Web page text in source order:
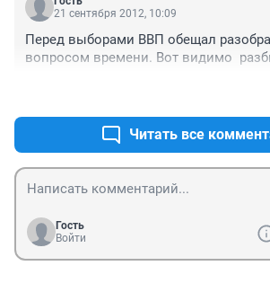
21 сентября 2012, 10:09
Перед выборами ВВП обещал
вопросом времени. Вот видимо
Читать все
Гость
Войти